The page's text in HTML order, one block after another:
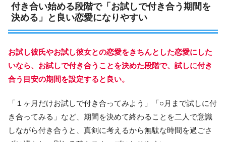
付き合い始める段階で「お試しで付き合う期間を
決める」と良い恋愛になりやすい
お試し彼氏やお試し彼女との恋愛をきちんとした恋愛にした
いなら、お試しで付き合うことを決めた段階で、試しに付き
合う目安の期間を設定すると良い。
「１ヶ月だけお試しで付き合ってみよう」「○月まで試しに付
き合ってみる」など、期間を決めて終わることを二人で意識
しながら付き合うと、真剣に考えるから無駄な時間を過ごさ